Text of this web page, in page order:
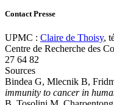
Contact Presse
UPMC : Claire de Thoisy,
Centre de Recherche des
27 64 82
Sources
Bindea G, Mlecnik B,
immunity to cancer in